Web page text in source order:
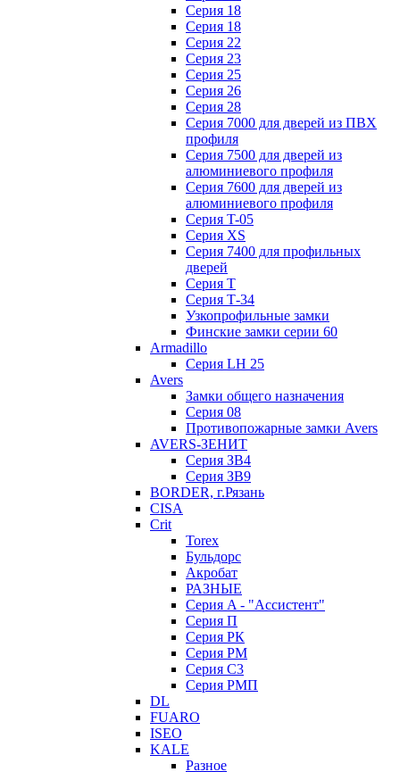
Серия 18
Серия 18
Серия 22
Серия 23
Серия 25
Серия 26
Серия 28
Серия 7000 для дверей из ПВХ
профиля
Серия 7500 для дверей из
алюминиевого профиля
Серия 7600 для дверей из
алюминиевого профиля
Серия T-05
Серия XS
Серия 7400 для профильных
дверей
Серия Т
Серия Т-34
Узкопрофильные замки
Финские замки серии 60
Armadillo
Серия LH 25
Avers
Замки общего назначения
Серия 08
Противопожарные замки Avers
AVERS-ЗЕНИТ
Серия ЗВ4
Серия ЗВ9
BORDER, г.Рязань
CISA
Crit
Torex
Бульдорс
Акробат
РАЗНЫЕ
Серия A - "Ассистент"
Серия П
Серия РК
Серия РМ
Серия С3
Серия РМП
DL
FUARO
ISEO
KALE
Разное